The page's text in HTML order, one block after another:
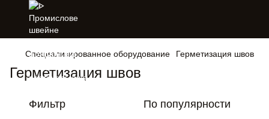
Специализированное оборудование Герметизация швов
Герметизация швов
Фильтр По популярности